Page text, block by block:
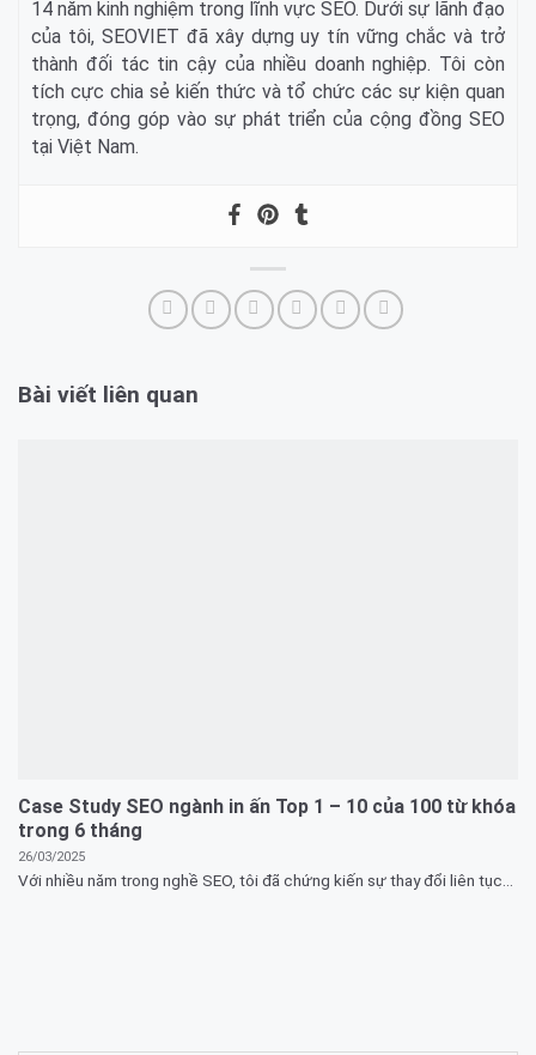
14 năm kinh nghiệm trong lĩnh vực SEO. Dưới sự lãnh đạo
của tôi, SEOVIET đã xây dựng uy tín vững chắc và trở
thành đối tác tin cậy của nhiều doanh nghiệp. Tôi còn
tích cực chia sẻ kiến thức và tổ chức các sự kiện quan
trọng, đóng góp vào sự phát triển của cộng đồng SEO
tại Việt Nam.
Bài viết liên quan
Case Study SEO ngành in ấn Top 1 – 10 của 100 từ khóa
trong 6 tháng
26/03/2025
Với nhiều năm trong nghề SEO, tôi đã chứng kiến sự thay đổi liên tục...